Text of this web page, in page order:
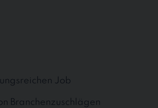
Job
Branchenzuschlägen